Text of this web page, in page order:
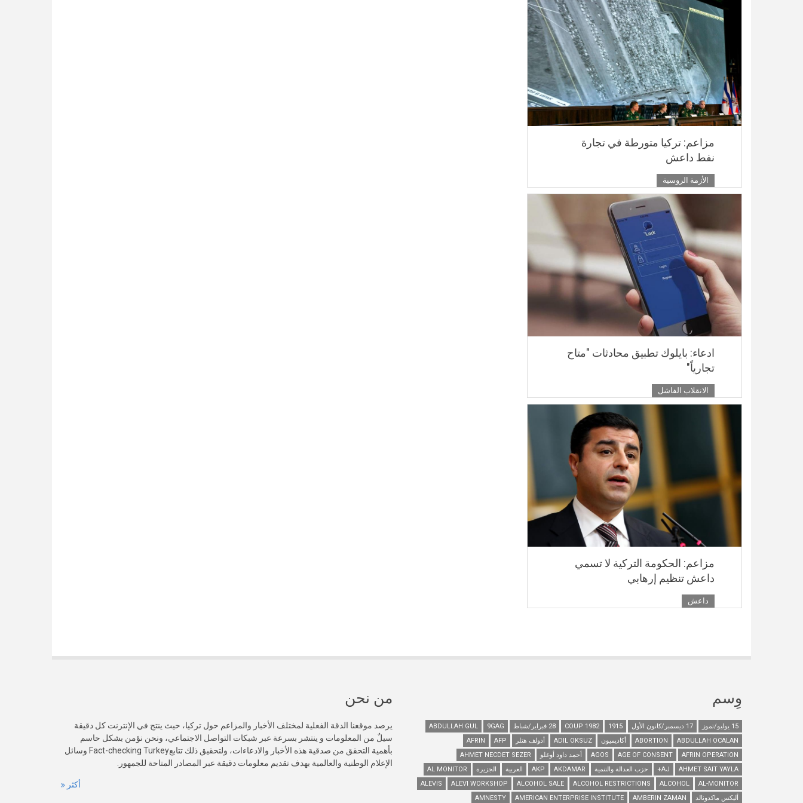
مزاعم: تركيا متورطة في تجارة
نفط داعش
الأزمة الروسية
ادعاء: بايلوك تطبيق محادثات "متاح
تجارياً"
الانقلاب الفاشل
مزاعم: الحكومة التركية لا تسمي
داعش تنظيم إرهابي
داعش
من نحن
يرصد موقعنا الدقة الفعلية لمختلف الأخبار والمزاعم حول تركيا، حيث ينتج في الإنترنت كل دقيقة
سيلٌ من المعلومات و ينتشر بسرعة عبر شبكات التواصل الاجتماعي، ونحن نؤمن بشكل حاسم
بأهمية التحقق من صدقية هذه الأخبار والادعاءات، ولتحقيق ذلك تتابعFact-checking Turkey وسائل
الإعلام الوطنية والعالمية بهدف تقديم معلومات دقيقة عبر المصادر المتاحة للجمهور.
أكثر
وِسم
15 يوليو/تموز 17 ديسمبر/كانون الأول 1915
1982 COUP 28 فبراير/شباط 9GAG
ABDULLAH GUL
ABDULLAH OCALAN
ABORTION أكاديميون ADIL OKSUZ أدولف هتلر AFP
AFRIN
AFRIN OPERATION
AGE OF CONSENT
AGOS أحمد داود أوغلو
AHMET NECDET SEZER
AHMET SAIT YAYLA
AJ+ حزب العدالة والتنمية AKDAMAR
AKP العربية الجزيرة
AL MONITOR
AL-MONITOR
ALCOHOL
ALCOHOL RESTRICTIONS
ALCOHOL SALE
ALEVI WORKSHOP
ALEVIS
أليكس ماكدونالد
AMBERIN ZAMAN
AMERICAN ENTERPRISE INSTITUTE
AMNESTY